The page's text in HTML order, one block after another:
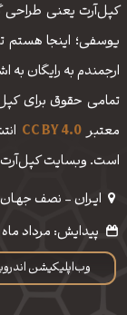
کپل‌آرت یعنی طراحی
یوسفی؛ اینجا هستم
ارجمندم به رایگان به
تمامی حقوق برای
معتبرCC BY 4.0
است. وبسایت کپل‌آرت
ایـران - نصف جهـان
وب‌اپلیکیشن
پیدایش: مرداد ماه 1400